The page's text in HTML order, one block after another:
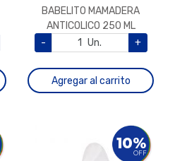
BABELITO MAMADERA
ANTICOLICO 250 ML
-
Un. +
Agregar al carrito
10%
OFF